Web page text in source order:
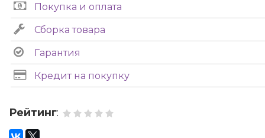
Покупка и оплата
Сборка товара
Гарантия
Кредит на покупку
Рейтинг: